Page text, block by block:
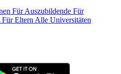
Für Auszubildende Für
Für Eltern Alle Universitäten